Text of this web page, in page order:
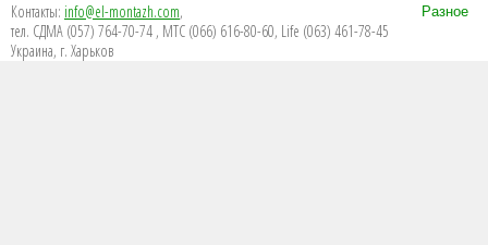
Контакты: info@el-montazh.com,
тел. СДМА (057) 764-70-74 , МТС (066) 616-80-60, Life (063) 461-78-45
Украина, г. Харьков
Разное